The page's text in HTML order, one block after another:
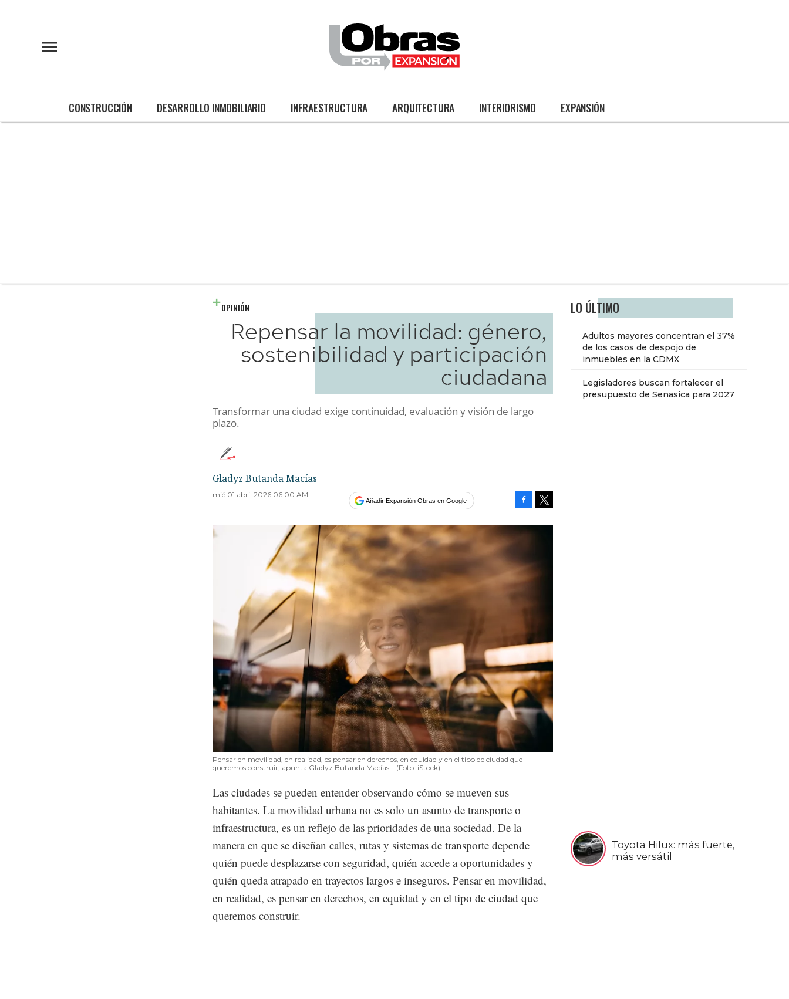
CONSTRUCCIÓN DESARROLLO INMOBILIARIO INFRAESTRUCTURA ARQUITECTURA INTERIORISMO EXPANSIÓN
LO ÚLTIMO
Adultos mayores concentran el 37%
de los casos de despojo de
inmuebles en la CDMX
Legisladores buscan fortalecer el
presupuesto de Senasica para 2027
Toyota Hilux: más fuerte,
más versátil
OPINIÓN
Repensar la movilidad: género,
sostenibilidad y participación
ciudadana
Transformar una ciudad exige continuidad, evaluación y visión de largo
plazo.
Gladyz Butanda Macías
mié 01 abril 2026 06:00 AM
Añadir Expansión Obras en Google
Pensar en movilidad, en realidad, es pensar en derechos, en equidad y en el tipo de ciudad que
queremos construir, apunta Gladyz Butanda Macías.
(Foto: iStock)
Las ciudades se pueden entender observando cómo se mueven sus
habitantes. La movilidad urbana no es solo un asunto de transporte o
infraestructura, es un reflejo de las prioridades de una sociedad. De la
manera en que se diseñan calles, rutas y sistemas de transporte depende
quién puede desplazarse con seguridad, quién accede a oportunidades y
quién queda atrapado en trayectos largos e inseguros. Pensar en movilidad,
en realidad, es pensar en derechos, en equidad y en el tipo de ciudad que
queremos construir.